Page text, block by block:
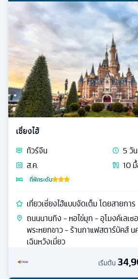
เซี่ยงไฮ้
ทัวร์จีน 5วัน
ส.ค.
10มื้
ที่พักระดับ
เที่ยวเซี่ยงไฮ้แบบจัดเต็ม โดยสายการ
ถนนนานกิง - หอไข่มุก - อุโมงค์เลเซ
พระหยกขาว - ร้านกาแฟสตาร์บัคส์ น
เฉินหวังเมี่ยว
เริ่มต้น